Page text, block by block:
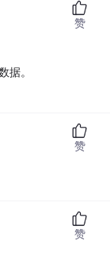
据。
赞
赞
赞